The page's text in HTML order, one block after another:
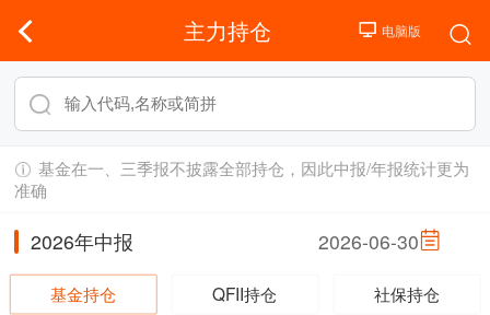
主力持仓
基金在一、三季报不披露全部持仓，因此中报/年报统计更为
准确
2026年中报 2026-06-30
基金持仓 QFII持仓 社保持仓